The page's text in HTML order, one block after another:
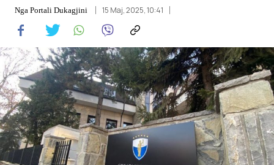
Sport
Pikëpamje
Art Jete
Kulturë
Showbiz
Ekonomi
Nga Portali Dukagjini 15 Maj, 2025, 10:41